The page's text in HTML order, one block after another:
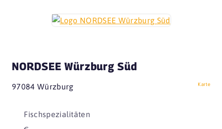
NORDSEE Würzburg Süd
97084 Würzburg Karte
Fischspezialitäten